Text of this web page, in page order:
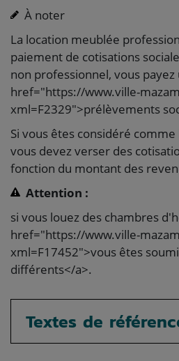
À noter
La location meublée
paiement de cotisations
non professionnel, vous
href="https://www.ville-
xml=F2329">prélèvements
Si vous êtes considéré
vous devez verser des
fonction du montant des
Attention :
si vous louez des chambres
href="https://www.ville-
xml=F17452">vous êtes
différents</a>.
Textes de